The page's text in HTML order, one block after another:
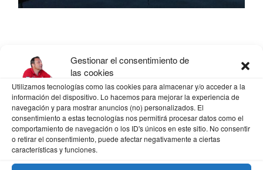
Gestionar el consentimiento de
las cookies
Utilizamos tecnologías como las cookies para almacenar y/o acceder a la
información del dispositivo. Lo hacemos para mejorar la experiencia de
navegación y para mostrar anuncios (no) personalizados. El
consentimiento a estas tecnologías nos permitirá procesar datos como el
comportamiento de navegación o los ID's únicos en este sitio. No consentir
o retirar el consentimiento, puede afectar negativamente a ciertas
características y funciones.